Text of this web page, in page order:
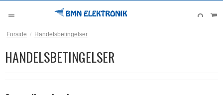
Forside / Handelsbetingelser
HANDELSBETINGELSER